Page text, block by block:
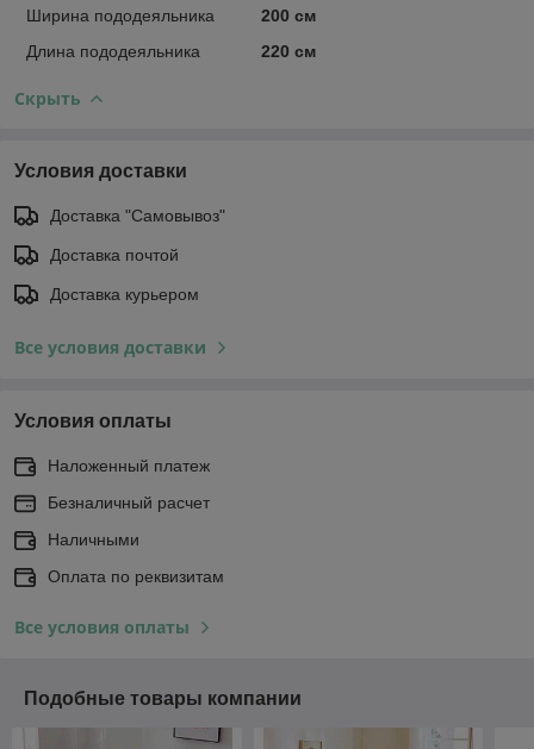
Ширина пододеяльника
200 см
Длина пододеяльника
220 см
Скрыть
Условия доставки
Доставка "Самовывоз"
Доставка почтой
Доставка курьером
Все условия доставки
Условия оплаты
Наложенный платеж
Безналичный расчет
Наличными
Оплата по реквизитам
Все условия оплаты
Подобные товары компании